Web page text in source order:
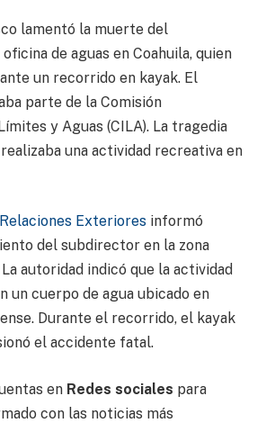
lamentó la muerte del
de aguas en Coahuila, quien
un recorrido en kayak. El
parte de la Comisión
y Aguas (CILA). La tragedia
una actividad recreativa en
Exteriores informó
del subdirector en la zona
autoridad indicó que la actividad
un cuerpo de agua ubicado en
Durante el recorrido, el kayak
el accidente fatal.
en Redes sociales para
con las noticias más